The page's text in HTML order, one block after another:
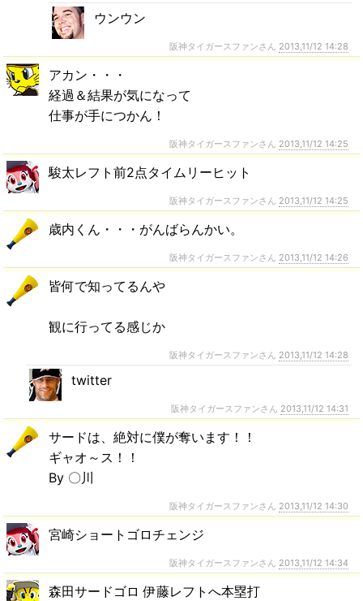
ウンウン
阪神タイガースファンさん 2013,11/12 14:28
アカン・・・
経過＆結果が気になって
仕事が手につかん！
阪神タイガースファンさん 2013,11/12 14:25
駿太レフト前2点タイムリーヒット
阪神タイガースファンさん 2013,11/12 14:25
歳内くん・・・がんばらんかい。
阪神タイガースファンさん 2013,11/12 14:26
皆何で知ってるんや
観に行ってる感じか
阪神タイガースファンさん 2013,11/12 14:28
twitter
阪神タイガースファンさん 2013,11/12 14:31
サードは、絶対に僕が奪います！！
ギャオ～ス！！
By 〇川
阪神タイガースファンさん 2013,11/12 14:30
宮崎ショートゴロチェンジ
阪神タイガースファンさん 2013,11/12 14:34
森田サードゴロ 伊藤レフトへ本塁打